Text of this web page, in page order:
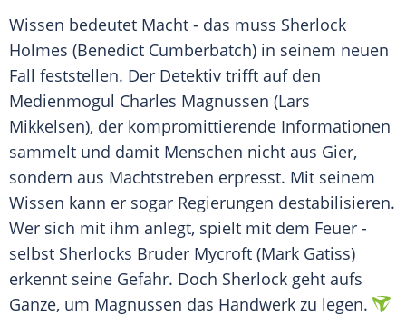
Wissen bedeutet Macht - das muss Sherlock
Holmes (Benedict Cumberbatch) in seinem neuen
Fall feststellen. Der Detektiv trifft auf den
Medienmogul Charles Magnussen (Lars
Mikkelsen), der kompromittierende Informationen
sammelt und damit Menschen nicht aus Gier,
sondern aus Machtstreben erpresst. Mit seinem
Wissen kann er sogar Regierungen destabilisieren.
Wer sich mit ihm anlegt, spielt mit dem Feuer -
selbst Sherlocks Bruder Mycroft (Mark Gatiss)
erkennt seine Gefahr. Doch Sherlock geht aufs
Ganze, um Magnussen das Handwerk zu legen.